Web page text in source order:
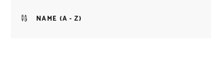
NAME (A - Z)